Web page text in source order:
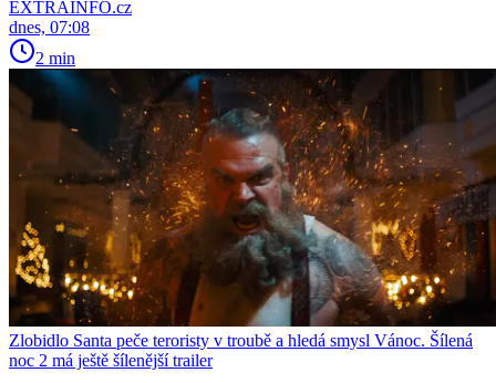
EXTRAINFO.cz
dnes, 07:08
2 min
Zlobidlo Santa peče teroristy v troubě a hledá smysl Vánoc. Šílená
noc 2 má ještě šílenější trailer